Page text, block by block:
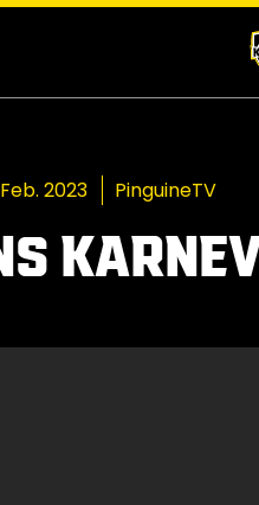
2023 PinguineTV